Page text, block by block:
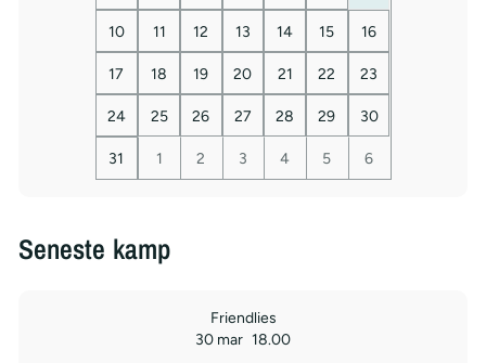
10 11 12 13 14 15 16
17 18 19 20 21 22 23
24 25 26 27 28 29 30
31 1 2 3 4 5 6
Seneste kamp
Friendlies
30 mar 18.00